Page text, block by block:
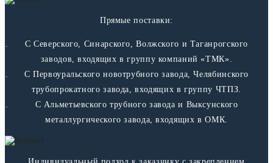
Прямые поставки:
С Северского, Синарского, Волжского и Таганрогского
заводов, входящих в группу компаний «ТМК».
С Первоуральского новотрубного завода, Челябинского
трубопрокатного завода, входящих в группу ЧТПЗ.
С Альметьевского трубного завода и Выксунского
металлургического завода, входящих в ОМК.
Индивидуальный подход к заказчику с закреплением